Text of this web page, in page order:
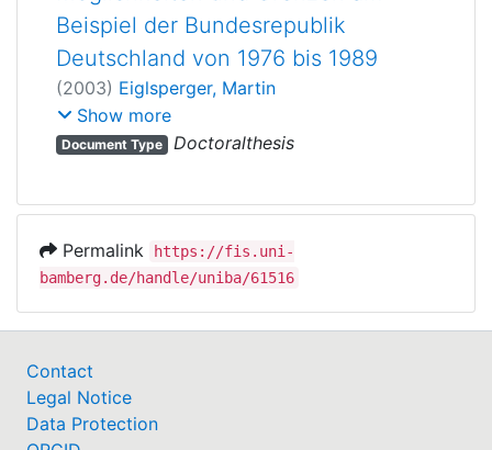
Beispiel der Bundesrepublik
Deutschland von 1976 bis 1989
(2003) Eiglsperger, Martin
Vogel, Friedrich
Show more
Document Type Doctoralthesis
Permalink
https://fis.uni-
bamberg.de/handle/uniba/61516
Contact
Legal Notice
Data Protection